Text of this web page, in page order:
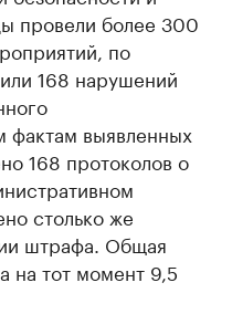
провели более 300
по
168 нарушений
фактам выявленных
168 протоколов о
столько же
штрафа. Общая
на тот момент 9,5